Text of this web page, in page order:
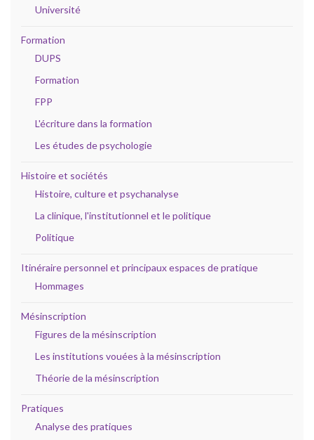
Université
Formation
DUPS
Formation
FPP
L'écriture dans la formation
Les études de psychologie
Histoire et sociétés
Histoire, culture et psychanalyse
La clinique, l'institutionnel et le politique
Politique
Itinéraire personnel et principaux espaces de pratique
Hommages
Mésinscription
Figures de la mésinscription
Les institutions vouées à la mésinscription
Théorie de la mésinscription
Pratiques
Analyse des pratiques